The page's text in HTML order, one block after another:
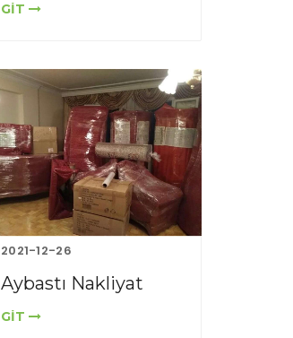
GİT
2021-12-26
Aybastı Nakliyat
GİT